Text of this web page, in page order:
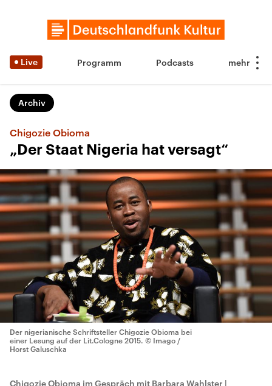
Live Programm Podcasts
Archiv
Chigozie Obioma
„Der Staat Nigeria hat versagt“
Der nigerianische Schriftsteller Chigozie Obioma bei
einer Lesung auf der Lit.Cologne 2015. © Imago /
Horst Galuschka
Chigozie Obioma im Gespräch mit Barbara Wahlster |